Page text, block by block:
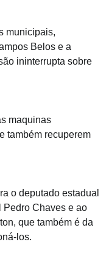
municipais,
Belos e a
ininterrupta sobre
maquinas
também recuperem
o deputado estadual
Pedro Chaves e ao
que também é da
los.